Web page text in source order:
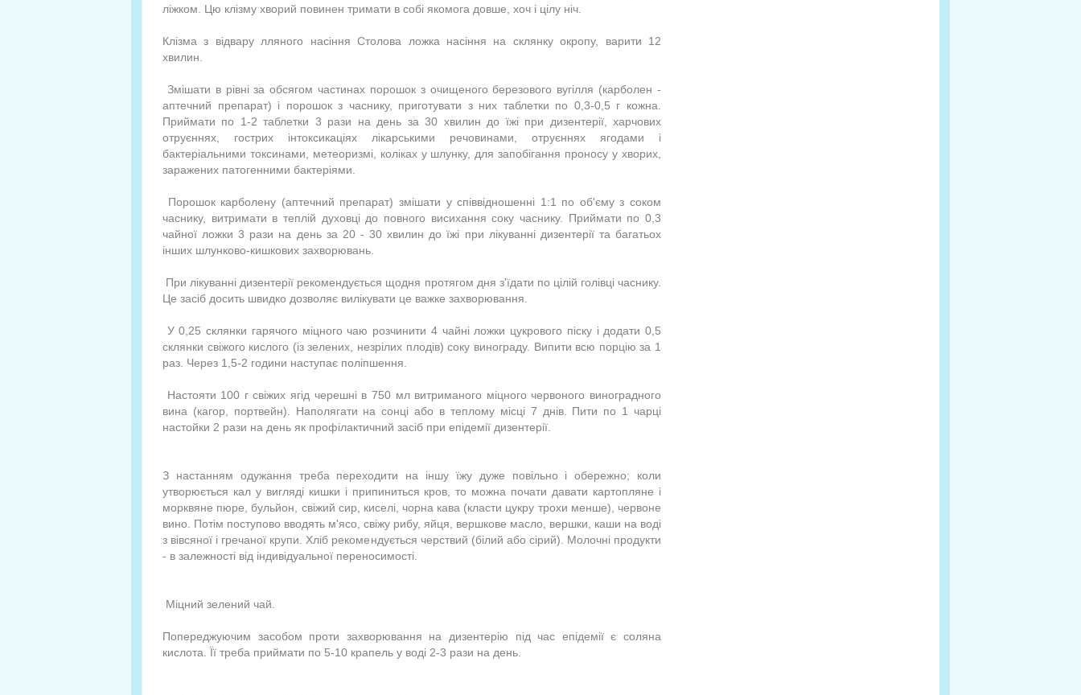
ліжком. Цю клізму хворий повинен тримати в собі якомога довше, хоч і цілу ніч.
Клізма з відвару лляного насіння Столова ложка насіння на склянку окропу, варити 12
хвилин.
Змішати в рівні за обсягом частинах порошок з очищеного березового вугілля (карболен -
аптечний препарат) і порошок з часнику, приготувати з них таблетки по 0,3-0,5 г кожна.
Приймати по 1-2 таблетки 3 рази на день за 30 хвилин до їжі при дизентерії, харчових
отруєннях, гострих інтоксикаціях лікарськими речовинами, отруєннях ягодами і
бактеріальними токсинами, метеоризмі, коліках у шлунку, для запобігання проносу у хворих,
заражених патогенними бактеріями.
Порошок карболену (аптечний препарат) змішати у співвідношенні 1:1 по об'єму з соком
часнику, витримати в теплій духовці до повного висихання соку часнику. Приймати по 0,3
чайної ложки 3 рази на день за 20 - 30 хвилин до їжі при лікуванні дизентерії та багатьох
інших шлунково-кишкових захворювань.
При лікуванні дизентерії рекомендується щодня протягом дня з'їдати по цілій голівці часнику.
Це засіб досить швидко дозволяє вилікувати це важке захворювання.
У 0,25 склянки гарячого міцного чаю розчинити 4 чайні ложки цукрового піску і додати 0,5
склянки свіжого кислого (із зелених, незрілих плодів) соку винограду. Випити всю порцію за 1
раз. Через 1,5-2 години наступає поліпшення.
Настояти 100 г свіжих ягід черешні в 750 мл витриманого міцного червоного виноградного
вина (кагор, портвейн). Наполягати на сонці або в теплому місці 7 днів. Пити по 1 чарці
настойки 2 рази на день як профілактичний засіб при епідемії дизентерії.
З настанням одужання треба переходити на іншу їжу дуже повільно і обережно; коли
утворюється кал у вигляді кишки і припиниться кров, то можна почати давати картопляне і
морквяне пюре, бульйон, свіжий сир, киселі, чорна кава (класти цукру трохи менше), червоне
вино. Потім поступово вводять м'ясо, свіжу рибу, яйця, вершкове масло, вершки, каши на воді
з вівсяної і гречаної крупи. Хліб рекомендується черствий (білий або сірий). Молочні продукти
- в залежності від індивідуальної переносимості.
Міцний зелений чай.
Попереджуючим засобом проти захворювання на дизентерію під час епідемії є соляна
кислота. Її треба приймати по 5-10 крапель у воді 2-3 рази на день.